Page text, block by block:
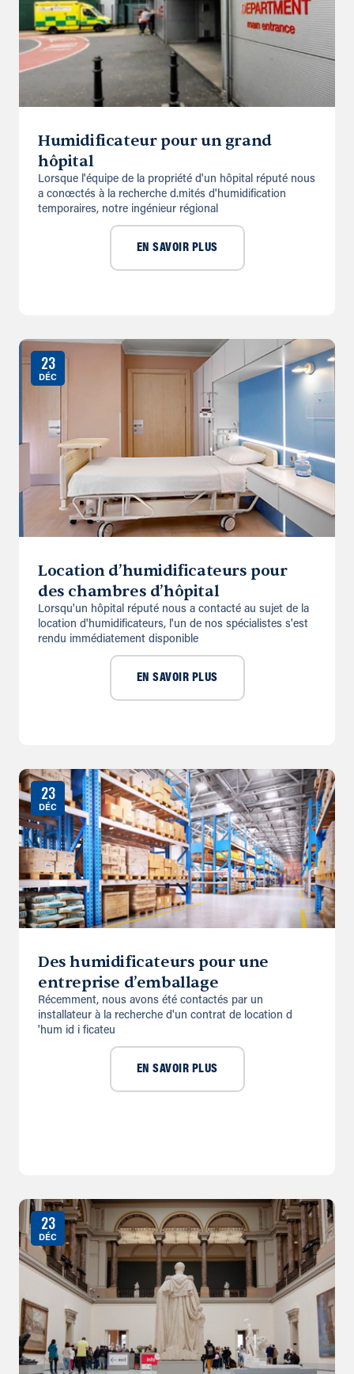
Humidificateur pour un grand
hôpital
Lorsque l'équipe de la propriété d'un hôpital réputé nous
a conœctés à la re­cherche d.mités d'humidification
temporaires, notre ingénieur régional
EN SAVOIR PLUS
23
DÉC
Location d’humidificateurs pour
des chambres d’hôpital
Lorsqu'un hôpital réputé nous a contacté au sujet de la
location d'hu­midificateurs, l'un de nos spécialistes s'est
rendu immédiatement dis­ponible
EN SAVOIR PLUS
23
DÉC
Des humidificateurs pour une
entreprise d’emballage
Récemment, nous avons été contactés par un
installateur à la recherche d'un contrat de location d
'hum id i ficateu
EN SAVOIR PLUS
23
DÉC